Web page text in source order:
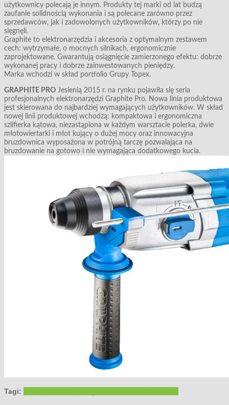
użytkownicy polecają je innym. Produkty tej marki od lat budzą
zaufanie solidnością wykonania i są polecane zarówno przez
sprzedawców, jak i zadowolonych użytkowników, którzy po nie
sięgnęli.
Graphite to elektronarzędzia i akcesoria z optymalnym zestawem
cech: wytrzymałe, o mocnych silnikach, ergonomicznie
zaprojektowane. Gwarantują osiągnięcie zamierzonego efektu: dobrze
wykonanej pracy i dobrze zainwestowanych pieniędzy.
Marka wchodzi w skład portfolio Grupy Topex.
GRAPHITE PRO Jesienią 2015 r. na rynku pojawiła się seria
profesjonalnych elektronarzędzi Graphite Pro. Nowa linia produktowa
jest skierowana do najbardziej wymagających użytkowników. W skład
nowej linii produktowej wchodzą: kompaktowa i ergonomiczna
szlifierka kątowa, niezastąpiona w każdym warsztacie polerka, dwie
młotowiertarki i młot kujący o dużej mocy oraz innowacyjna
bruzdownica wyposażona w potrójną tarczę pozwalająca na
bruzdowanie na gotowo i nie wymagająca dodatkowego kucia.
Tagi: